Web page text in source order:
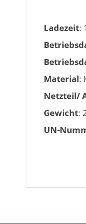
Ladezeit:
Material:
Netzteil/
Gewicht:
UN-